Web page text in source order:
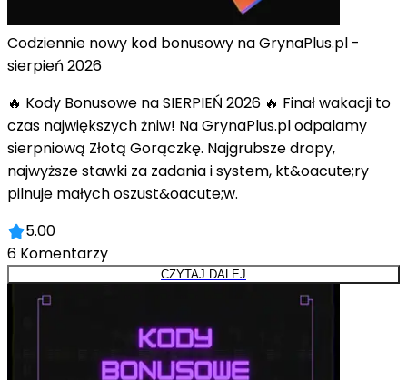
Codziennie nowy kod bonusowy na GrynaPlus.pl -
sierpień 2026
🔥 Kody Bonusowe na SIERPIEŃ 2026 🔥 Finał wakacji to
czas największych żniw! Na GrynaPlus.pl odpalamy
sierpniową Złotą Gorączkę. Najgrubsze dropy,
najwyższe stawki za zadania i system, kt&oacute;ry
pilnuje małych oszust&oacute;w.
5.00
6 Komentarzy
CZYTAJ DALEJ